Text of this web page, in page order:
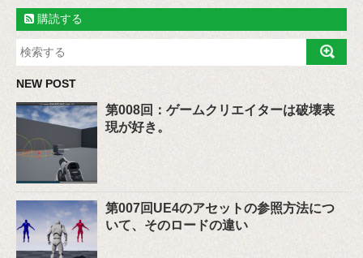
購読する
NEW POST
第008回：ゲームクリエイターは破壊表
現が好き。
第007回UE4のアセットの参照方法につ
いて、そのロードの違い